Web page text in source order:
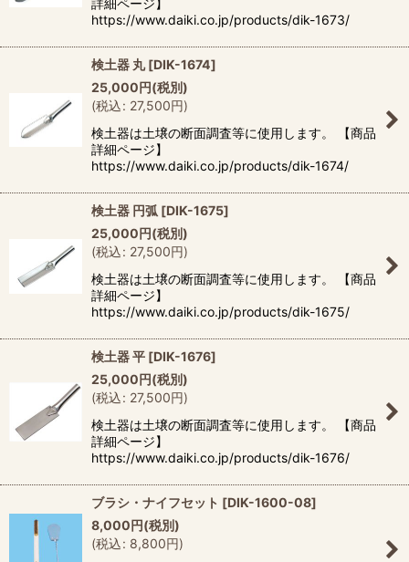
詳細ページ】
https://www.daiki.co.jp/products/dik-1673/
検土器 丸 [DIK-1674]
25,000円(税別)
(税込: 27,500円)
検土器は土壌の断面調査等に使用します。 【商品
詳細ページ】
https://www.daiki.co.jp/products/dik-1674/
検土器 円弧 [DIK-1675]
25,000円(税別)
(税込: 27,500円)
検土器は土壌の断面調査等に使用します。 【商品
詳細ページ】
https://www.daiki.co.jp/products/dik-1675/
検土器 平 [DIK-1676]
25,000円(税別)
(税込: 27,500円)
検土器は土壌の断面調査等に使用します。 【商品
詳細ページ】
https://www.daiki.co.jp/products/dik-1676/
ブラシ・ナイフセット [DIK-1600-08]
8,000円(税別)
(税込: 8,800円)